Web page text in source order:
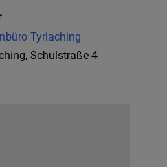
Tyrlaching
Schulstraße 4